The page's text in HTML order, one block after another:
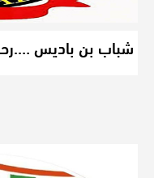
شباب بن باديس